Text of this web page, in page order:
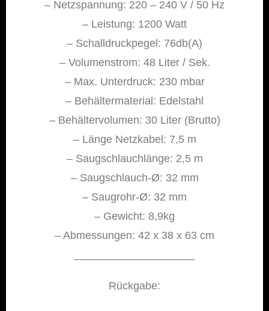
– Netzspannung: 220 – 240 V / 50 Hz
– Leistung: 1200 Watt
– Schalldruckpegel: 76db(A)
– Volumenstrom: 48 Liter / Sek.
– Max. Unterdruck: 230 mbar
– Behältermaterial: Edelstahl
– Behältervolumen: 30 Liter (Brutto)
– Länge Netzkabel: 7,5 m
– Saugschlauchlänge: 2,5 m
– Saugschlauch-Ø: 32 mm
– Saugrohr-Ø: 32 mm
– Gewicht: 8,9kg
– Abmessungen: 42 x 38 x 63 cm
Rückgabe: